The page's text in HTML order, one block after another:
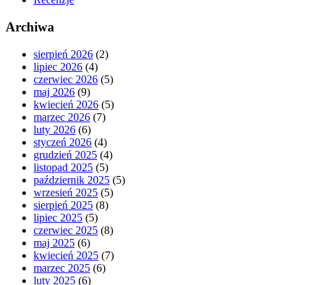
Archiwa
sierpień 2026 (2)
lipiec 2026 (4)
czerwiec 2026 (5)
maj 2026 (9)
kwiecień 2026 (5)
marzec 2026 (7)
luty 2026 (6)
styczeń 2026 (4)
grudzień 2025 (4)
listopad 2025 (5)
październik 2025 (5)
wrzesień 2025 (5)
sierpień 2025 (8)
lipiec 2025 (5)
czerwiec 2025 (8)
maj 2025 (6)
kwiecień 2025 (7)
marzec 2025 (6)
luty 2025 (6)